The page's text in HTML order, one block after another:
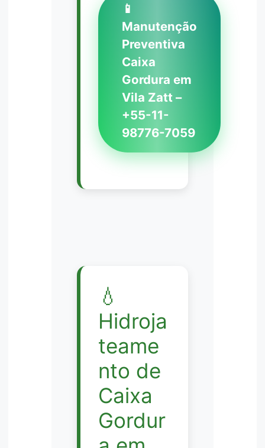
📱
Manutenção
Preventiva
Caixa
Gordura em
Vila Zatt –
+55-11-
98776-7059
💧
Hidroja
teame
nto de
Caixa
Gordur